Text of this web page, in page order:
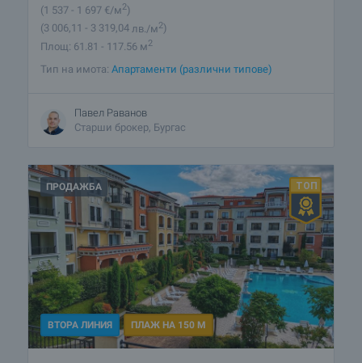
(1 537 - 1 697 €/м2)
(3 006,11 - 3 319,04 лв./м2)
Площ: 61.81 - 117.56 м2
Тип на имота: Апартаменти (различни типове)
Павел Раванов
Старши брокер, Бургас
ПРОДАЖБА
ВТОРА ЛИНИЯ ПЛАЖ НА 150 М